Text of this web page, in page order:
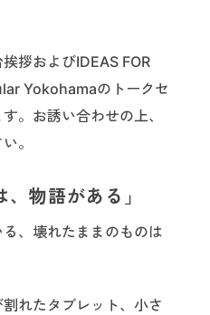
拶およびIDEAS FOR
Yokohamaのトークセ
。お誘い合わせの上、
。
、物語がある」
、壊れたままのものは
れたタブレット、小さ